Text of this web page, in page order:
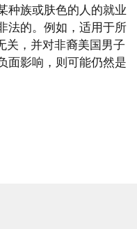
种族或肤色的人的就业
法的。例如，适用于所
关，并对非裔美国男子
面影响，则可能仍然是